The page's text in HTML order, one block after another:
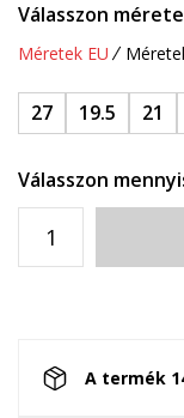
Válasszon
Méretek EU
27 19.5 21
Válasszon
A termék